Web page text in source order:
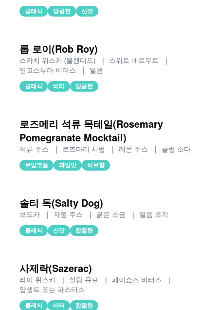
클래식 달콤한 신맛
롭 로이(Rob Roy)
스카치 위스키 (블렌디드) | 스위트 베르무트
|
안고스투라 비터스
| 얼음
클래식 비터 달콤한
로즈메리 석류 목테일(Rosemary
Pomegranate Mocktail)
석류 주스 | 로즈마리 시럽 | 레몬 주스 | 클럽 소다
무알코올 과일맛 허브향
솔티 독(Salty Dog)
보드카 | 자몽 주스 | 굵은 소금 | 얼음 조각
클래식 신맛 짭짤한
사제락(Sazerac)
라이 위스키 | 설탕 큐브 | 페이쇼즈 비터즈
|
압생트 또는 파스티스
클래식 비터 짭짤한